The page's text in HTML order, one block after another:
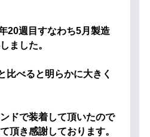
20週目すなわち5月製造
ました。
比べると明らかに大きく
ドで装着して頂いたので
頂き感謝しております。